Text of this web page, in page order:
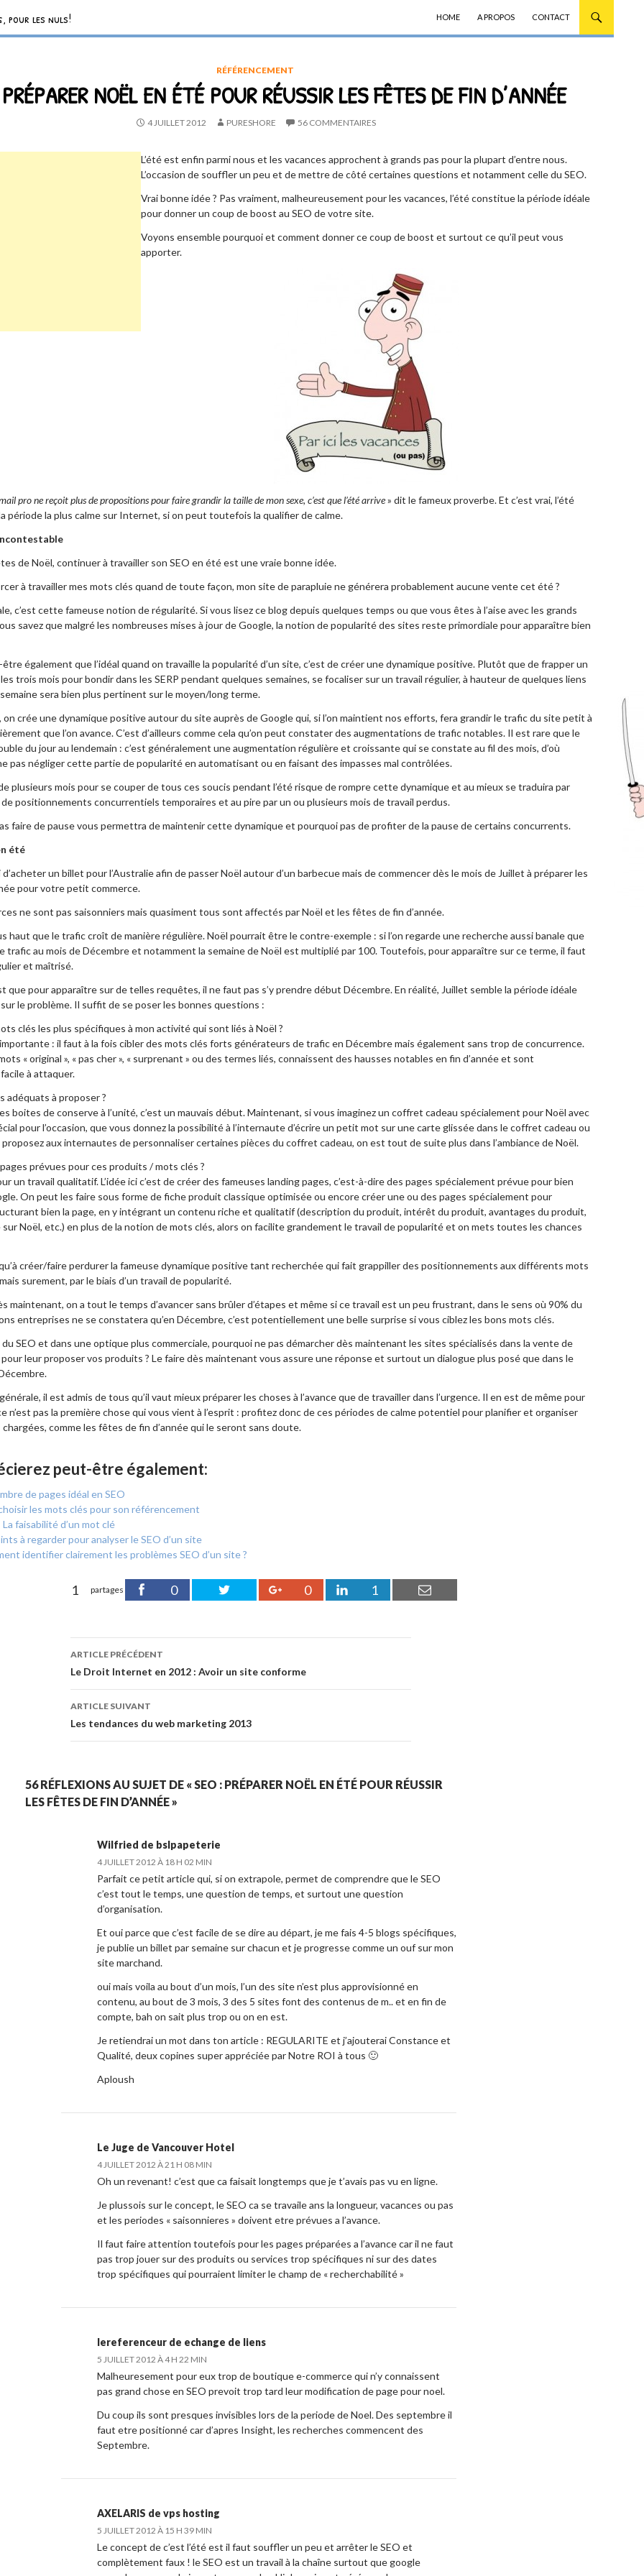
pour les nuls!
HOME
A PROPOS CONTACT
RÉFÉRENCEMENT
NOËL EN ÉTÉ POUR RÉUSSIR LES FÊTES DE FIN D’ANNÉE
4 JUILLET 2012 PURESHORE 56 COMMENTAIRES
L’été est enfin parmi nous et les vacances approchent à grands pas pour la plupart d’entre nous.
L’occasion de souffler un peu et de mettre de côté certaines questions et notamment celle du SEO.
Vrai bonne idée ? Pas vraiment, malheureusement pour les vacances, l’été constitue la période idéale
pour donner un coup de boost au SEO de votre site.
Voyons ensemble pourquoi et comment donner ce coup de boost et surtout ce qu’il peut vous
apporter.
pro ne reçoit plus de propositions pour faire grandir la taille de mon sexe, c’est que l’été arrive» dit le fameux proverbe. Et c’est vrai, l’été
période la plus calme sur Internet, si on peut toutefois la qualifier de calme.
de Noël, continuer à travailler son SEO en été est une vraie bonne idée.
à travailler mes mots clés quand de toute façon, mon site de parapluie ne générera probablement aucune vente cet été ?
c’est cette fameuse notion de régularité. Si vous lisez ce blog depuis quelques temps ou que vous êtes à l’aise avec les grands
savez que malgré les nombreuses mises à jour de Google, la notion de popularité des sites reste primordiale pour apparaître bien
également que l’idéal quand on travaille la popularité d’un site, c’est de créer une dynamique positive. Plutôt que de frapper un
trois mois pour bondir dans les SERP pendant quelques semaines, se focaliser sur un travail régulier, à hauteur de quelques liens
sera bien plus pertinent sur le moyen/long terme.
on crée une dynamique positive autour du site auprès de Google qui, si l’on maintient nos efforts, fera grandir le trafic du site petit à
que l’on avance. C’est d’ailleurs comme cela qu’on peut constater des augmentations de trafic notables. Il est rare que le
du jour au lendemain : c’est généralement une augmentation régulière et croissante qui se constate au fil des mois, d’où
pas négliger cette partie de popularité en automatisant ou en faisant des impasses mal contrôlées.
plusieurs mois pour se couper de tous ces soucis pendant l’été risque de rompre cette dynamique et au mieux se traduira par
positionnements concurrentiels temporaires et au pire par un ou plusieurs mois de travail perdus.
faire de pause vous permettra de maintenir cette dynamique et pourquoi pas de profiter de la pause de certains concurrents.
été
d’acheter un billet pour l’Australie afin de passer Noël autour d’un barbecue mais de commencer dès le mois de Juillet à préparer les
pour votre petit commerce.
ne sont pas saisonniers mais quasiment tous sont affectés par Noël et les fêtes de fin d’année.
haut que le trafic croît de manière régulière. Noël pourrait être le contre-exemple : si l’on regarde une recherche aussi banale que
trafic au mois de Décembre et notamment la semaine de Noël est multiplié par 100. Toutefois, pour apparaître sur ce terme, il faut
et maîtrisé.
que pour apparaître sur de telles requêtes, il ne faut pas s’y prendre début Décembre. En réalité, Juillet semble la période idéale
le problème. Il suffit de se poser les bonnes questions :
clés les plus spécifiques à mon activité qui sont liés à Noël ?
: il faut à la fois cibler des mots clés forts générateurs de trafic en Décembre mais également sans trop de concurrence.
« original », « pas cher », « surprenant » ou des termes liés, connaissent des hausses notables en fin d’année et sont
à attaquer.
adéquats à proposer ?
boites de conserve à l’unité, c’est un mauvais début. Maintenant, si vous imaginez un coffret cadeau spécialement pour Noël avec
pour l’occasion, que vous donnez la possibilité à l’internaute d’écrire un petit mot sur une carte glissée dans le coffret cadeau ou
aux internautes de personnaliser certaines pièces du coffret cadeau, on est tout de suite plus dans l’ambiance de Noël.
prévues pour ces produits / mots clés ?
un travail qualitatif. L’idée ici c’est de créer des fameuses landing pages, c’est-à-dire des pages spécialement prévue pour bien
On peut les faire sous forme de fiche produit classique optimisée ou encore créer une ou des pages spécialement pour
bien la page, en y intégrant un contenu riche et qualitatif (description du produit, intérêt du produit, avantages du produit,
Noël, etc.) en plus de la notion de mots clés, alors on facilite grandement le travail de popularité et on mets toutes les chances
créer/faire perdurer la fameuse dynamique positive tant recherchée qui fait grappiller des positionnements aux différents mots
surement, par le biais d’un travail de popularité.
maintenant, on a tout le temps d’avancer sans brûler d’étapes et même si ce travail est un peu frustrant, dans le sens où 90% du
entreprises ne se constatera qu’en Décembre, c’est potentiellement une belle surprise si vous ciblez les bons mots clés.
du SEO et dans une optique plus commerciale, pourquoi ne pas démarcher dès maintenant les sites spécialisés dans la vente de
leur proposer vos produits ? Le faire dès maintenant vous assure une réponse et surtout un dialogue plus posé que dans le
il est admis de tous qu’il vaut mieux préparer les choses à l’avance que de travailler dans l’urgence. Il en est de même pour
n’est pas la première chose qui vous vient à l’esprit : profitez donc de ces périodes de calme potentiel pour planifier et organiser
comme les fêtes de fin d’année qui le seront sans doute.
peut-être également:
de pages idéal en SEO
les mots clés pour son référencement
La faisabilité d’un mot clé
à regarder pour analyser le SEO d’un site
identifier clairement les problèmes SEO d’un site ?
1 partages 0 0 1
ARTICLE PRÉCÉDENT
Le Droit Internet en 2012 : Avoir un site conforme
ARTICLE SUIVANT
Les tendances du web marketing 2013
56 RÉFLEXIONS AU SUJET DE « SEO : PRÉPARER NOËL EN ÉTÉ POUR RÉUSSIR
LES FÊTES DE FIN D’ANNÉE »
Wilfried de bslpapeterie
4 JUILLET 2012 À 18 H 02 MIN
Parfait ce petit article qui, si on extrapole, permet de comprendre que le SEO
c’est tout le temps, une question de temps, et surtout une question
d’organisation.
Et oui parce que c’est facile de se dire au départ, je me fais 4-5 blogs spécifiques,
je publie un billet par semaine sur chacun et je progresse comme un ouf sur mon
site marchand.
oui mais voila au bout d’un mois, l’un des site n’est plus approvisionné en
contenu, au bout de 3 mois, 3 des 5 sites font des contenus de m.. et en fin de
compte, bah on sait plus trop ou on en est.
Je retiendrai un mot dans ton article : REGULARITE et j’ajouterai Constance et
Qualité, deux copines super appréciée par Notre ROI à tous 🙂
Aploush
Le Juge de Vancouver Hotel
4 JUILLET 2012 À 21 H 08 MIN
Oh un revenant! c’est que ca faisait longtemps que je t’avais pas vu en ligne.
Je plussois sur le concept, le SEO ca se travaile ans la longueur, vacances ou pas
et les periodes « saisonnieres » doivent etre prévues a l’avance.
Il faut faire attention toutefois pour les pages préparées a l’avance car il ne faut
pas trop jouer sur des produits ou services trop spécifiques ni sur des dates
trop spécifiques qui pourraient limiter le champ de « recherchabilité »
lereferenceur de echange de liens
5 JUILLET 2012 À 4 H 22 MIN
Malheuresement pour eux trop de boutique e-commerce qui n’y connaissent
pas grand chose en SEO prevoit trop tard leur modification de page pour noel.
Du coup ils sont presques invisibles lors de la periode de Noel. Des septembre il
faut etre positionné car d’apres Insight, les recherches commencent des
Septembre.
AXELARIS de vps hosting
5 JUILLET 2012 À 15 H 39 MIN
Le concept de c’est l’été est il faut souffler un peu et arrêter le SEO et
complètement faux ! le SEO est un travail à la chaîne surtout que google